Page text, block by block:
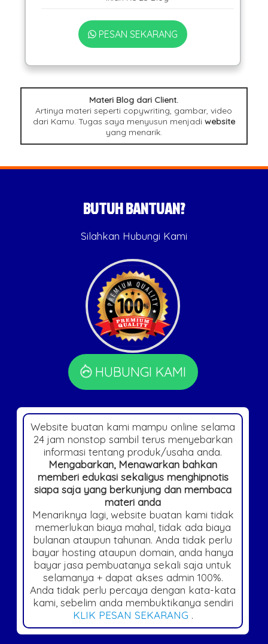
PESAN SEKARANG
Materi Blog dari Client.
Artinya materi seperti copywriting, gambar, video
dari Kamu. Tugas saya menyusun menjadi website
yang menarik.
BUTUH BANTUAN?
Silahkan Hubungi Kami
HUBUNGI KAMI
Website buatan kami mampu online selama
24 jam nonstop sambil terus menyebarkan
informasi tentang produk/usaha anda.
Mengabarkan, Menawarkan bahkan
memberi edukasi sekaligus menghipnotis
siapa saja yang berkunjung dan membaca
materi anda
Menariknya lagi, website buatan kami tidak
memerlukan biaya mahal, tidak ada biaya
bulanan ataupun tahunan. Anda tidak perlu
bayar hosting ataupun domain, anda hanya
bayar jasa pembuatanya sekali saja untuk
selamanya + dapat akses admin 100%.
Anda tidak perlu percaya dengan kata-kata
kami, sebelim anda membuktikanya sendiri
KLIK PESAN SEKARANG .